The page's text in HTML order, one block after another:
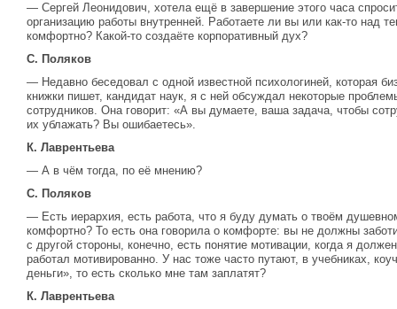
— Сергей Леонидович, хотела ещё в завершение этого часа
организацию работы внутренней. Работаете ли вы или как-то над
комфортно? Какой-то создаёте корпоративный дух?
С. Поляков
— Недавно беседовал с одной известной психологиней, которая
книжки пишет, кандидат наук, я с ней обсуждал некоторые
сотрудников. Она говорит: «А вы думаете, ваша задача, чтобы
их ублажать? Вы ошибаетесь».
К. Лаврентьева
— А в чём тогда, по её мнению?
С. Поляков
— Есть иерархия, есть работа, что я буду думать о твоём
комфортно? То есть она говорила о комфорте: вы не должны
с другой стороны, конечно, есть понятие мотивации, когда я
работал мотивированно. У нас тоже часто путают, в учебниках,
деньги», то есть сколько мне там заплатят?
К. Лаврентьева